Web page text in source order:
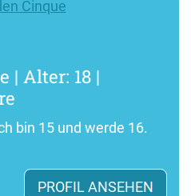
| Alter: 18 |
bin 15 und werde 16.
PROFIL ANSEHEN